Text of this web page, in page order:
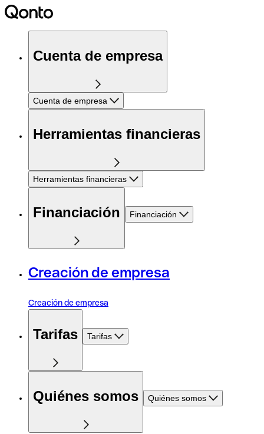
Cuenta de empresa
Cuenta de empresa
Herramientas financieras
Herramientas financieras
Financiación Financiación
Creación de empresa
Creación de empresa
Tarifas Tarifas
Quiénes somos Quiénes somos